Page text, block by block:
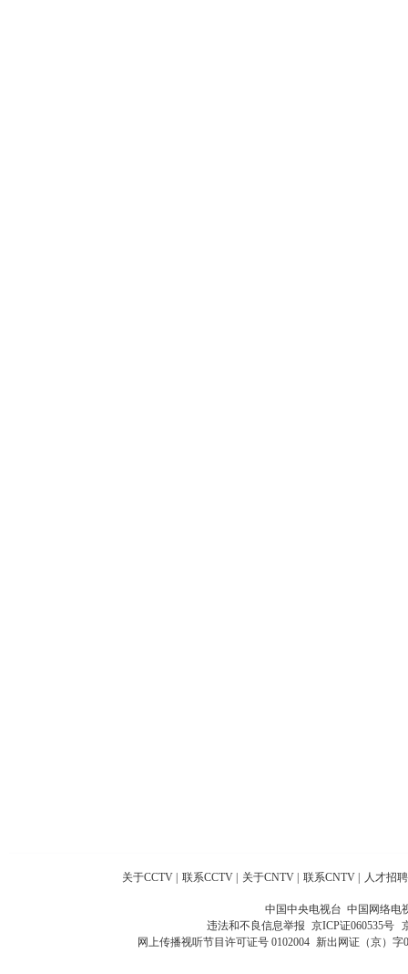
关于CCTV 联系CCTV 关于CNTV 联系CNTV 人才招聘
中国中央电视台 中国网络电
违法和不良信息举报 京ICP证060535号
网上传播视听节目许可证号 0102004 新出网证（京）